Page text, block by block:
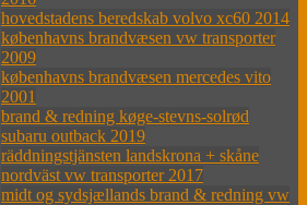
hovedstadens beredskab volvo xc60 2014
københavns brandvæsen vw transporter
2009
københavns brandvæsen mercedes vito
2001
brand & redning køge-stevns-solrød
subaru outback 2019
räddningstjänsten landskrona + skåne
nordväst vw transporter 2017
midt og sydsjællands brand & redning vw